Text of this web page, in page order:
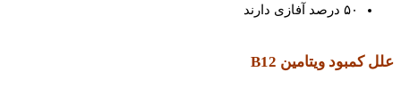
۵۰ درصد آفازی دارند
علل کمبود ویتامین B12